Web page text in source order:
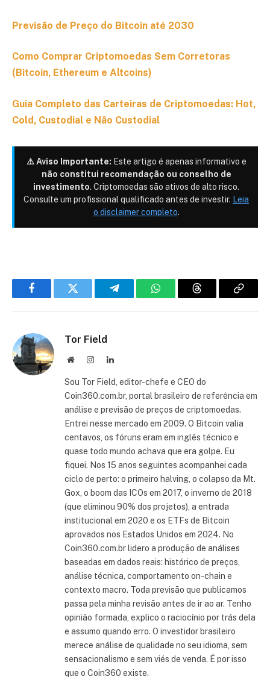
Previsão de Preço do Bitcoin até 2030
Como Comprar Criptomoedas Sem Corretoras
(Bitcoin, Ethereum e Altcoins)
Guia Completo das Carteiras de Criptomoedas: Hot,
Cold, Custodial e Não Custodial
⚠️ Aviso Importante: Este artigo é apenas informativo e
não constitui recomendação ou conselho de
investimento. Criptomoedas são ativos de alto risco.
Consulte um profissional qualificado antes de investir. Leia
o disclaimer completo.
FacebookTwitter TelegramWhatsAppThreads Copiar
Tor Field
Site InstagramLinkedIn
Sou Tor Field, editor-chefe e CEO do
Coin360.com.br, portal brasileiro de referência em
análise e previsão de preços de criptomoedas.
Entrei nesse mercado em 2009. O Bitcoin valia
centavos, os fóruns eram em inglês técnico e
quase todo mundo achava que era golpe. Eu
fiquei. Nos 15 anos seguintes acompanhei cada
ciclo de perto: o primeiro halving, o colapso da Mt.
Gox, o boom das ICOs em 2017, o inverno de 2018
(que eliminou 90% dos projetos), a entrada
institucional em 2020 e os ETFs de Bitcoin
aprovados nos Estados Unidos em 2024. No
Coin360.com.br lidero a produção de análises
baseadas em dados reais: histórico de preços,
análise técnica, comportamento on-chain e
contexto macro. Toda previsão que publicamos
passa pela minha revisão antes de ir ao ar. Tenho
opinião formada, explico o raciocínio por trás dela
e assumo quando erro. O investidor brasileiro
merece análise de qualidade no seu idioma, sem
sensacionalismo e sem viés de venda. É por isso
que o Coin360 existe.